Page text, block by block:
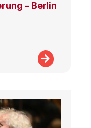
– Berlin